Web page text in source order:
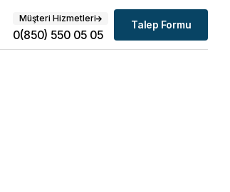
Müşteri Hizmetleri
0(850) 550 05 05
Talep Formu